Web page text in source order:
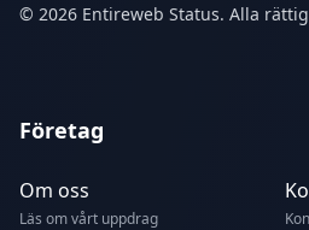
© 2026 Entireweb Status. Alla
Företag
Om oss
Läs om vårt uppdrag